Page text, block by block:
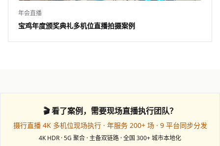
年会直播
宝鸡年度颁奖典礼多机位直播拍摄案例
🎬 看了案例，需要现场直播执行团队？
摄行直播 4K 多机位现场执行 · 年服务 200+ 场 · 9 平台同步分发
4K HDR · 5G 聚合 · 主备双链路 · 全国 300+ 城市本地化